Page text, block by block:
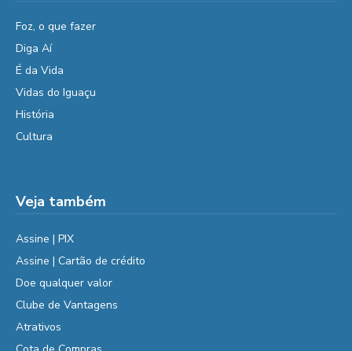
Foz, o que fazer
Diga Aí
É da Vida
Vidas do Iguaçu
História
Cultura
Veja também
Assine | PIX
Assine | Cartão de crédito
Doe qualquer valor
Clube de Vantagens
Atrativos